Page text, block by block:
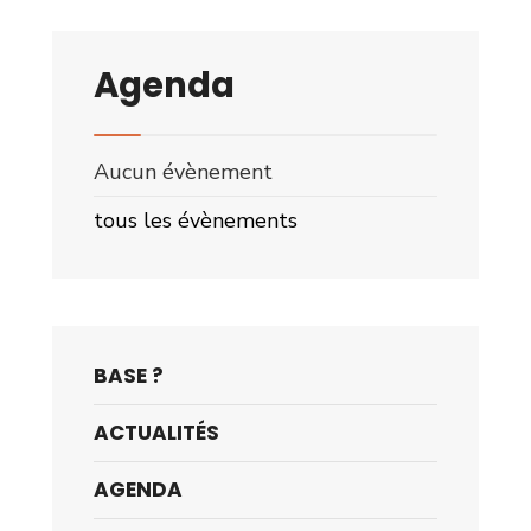
Agenda
Aucun évènement
tous les évènements
BASE ?
ACTUALITÉS
AGENDA